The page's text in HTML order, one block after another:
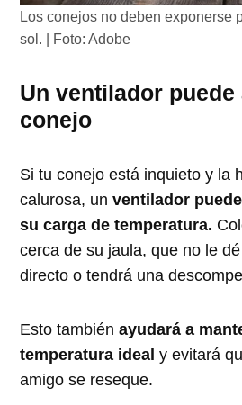
Los conejos no deben exponerse
sol. | Foto: Adobe
Un ventilador puede
conejo
Si tu conejo está inquieto y la
calurosa, unventilador
su carga de temperatura.
cerca de su jaula, que no le
directo o tendrá una
Esto tambiénayudará a
temperatura idealy evitará
amigo se reseque.